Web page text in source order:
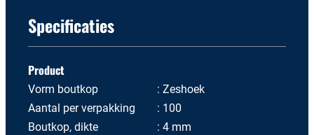
Specificaties
Product
Vorm boutkop
Zeshoek
Aantal per verpakking
100
Boutkop, dikte
4 mm